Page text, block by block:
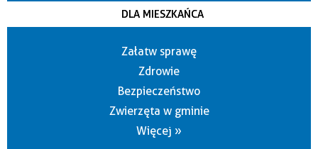
DLA MIESZKAŃCA
Załatw sprawę
Zdrowie
Bezpieczeństwo
Zwierzęta w gminie
Więcej »